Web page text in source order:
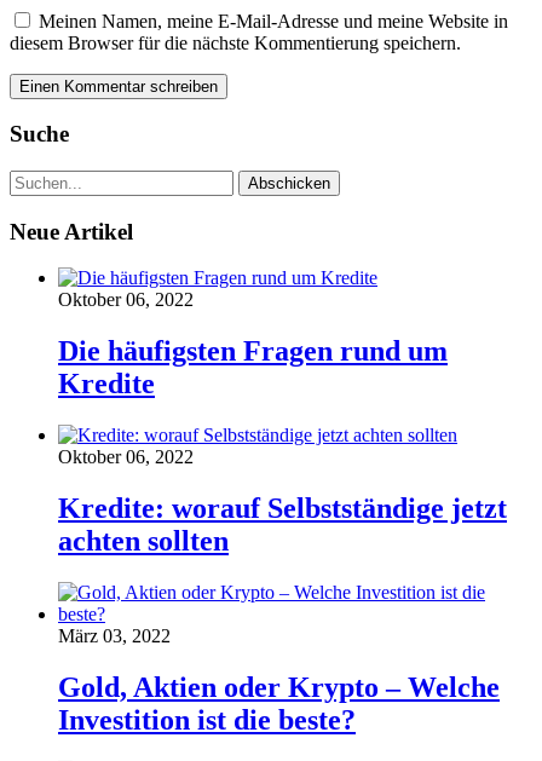
Meinen Namen, meine E-Mail-Adresse und meine Website in
diesem Browser für die nächste Kommentierung speichern.
Suche
Neue Artikel
Oktober 06, 2022
Die häufigsten Fragen rund um
Kredite
Oktober 06, 2022
Kredite: worauf Selbstständige jetzt
achten sollten
März 03, 2022
Gold, Aktien oder Krypto – Welche
Investition ist die beste?